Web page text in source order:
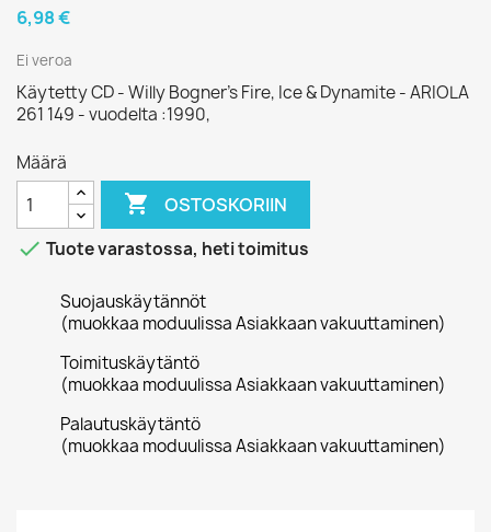
6,98 €
Ei veroa
Käytetty CD - Willy Bogner's Fire, Ice & Dynamite - ARIOLA
261 149 - vuodelta :1990,
Määrä
 OSTOSKORIIN
 Tuote varastossa, heti toimitus
Suojauskäytännöt
(muokkaa moduulissa Asiakkaan vakuuttaminen)
Toimituskäytäntö
(muokkaa moduulissa Asiakkaan vakuuttaminen)
Palautuskäytäntö
(muokkaa moduulissa Asiakkaan vakuuttaminen)